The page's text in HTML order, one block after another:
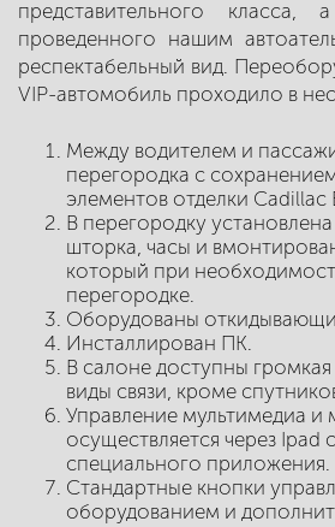
представительного класса,
проведенного нашим
респектабельный вид.
VIP-автомобиль проходило в
Между водителем и
перегородка с
элементов отделки Cadillac
В перегородку
шторка, часы и
который при
перегородке.
Оборудованы
Инсталлирован ПК.
В салоне доступны громкая
виды связи, кроме
Управление мультимедиа и
осуществляется через
специального приложения.
Стандартные кнопки
оборудованием и